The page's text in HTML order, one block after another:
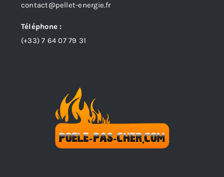
contact@pellet-energie.fr
Téléphone :
(+33)7 64 07 79 31